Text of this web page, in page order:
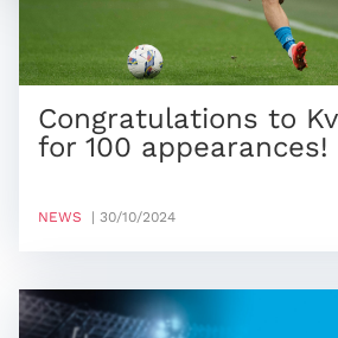
Congratulations to
for 100 appearances!
NEWS | 30/10/2024